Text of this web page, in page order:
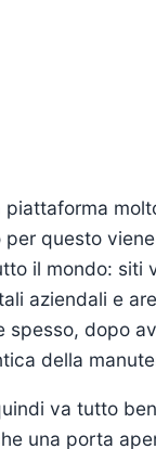
piattaforma
per questo
il mondo: siti
aziendali e
spesso, dopo
della
va tutto
una porta